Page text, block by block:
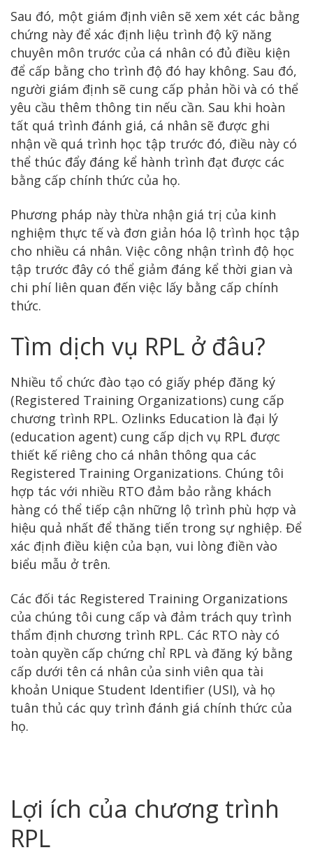
Sau đó, một giám định viên sẽ xem xét các bằng
chứng này để xác định liệu trình độ kỹ năng
chuyên môn trước của cá nhân có đủ điều kiện
để cấp bằng cho trình độ đó hay không. Sau đó,
người giám định sẽ cung cấp phản hồi và có thể
yêu cầu thêm thông tin nếu cần. Sau khi hoàn
tất quá trình đánh giá, cá nhân sẽ được ghi
nhận về quá trình học tập trước đó, điều này có
thể thúc đẩy đáng kể hành trình đạt được các
bằng cấp chính thức của họ.
Phương pháp này thừa nhận giá trị của kinh
nghiệm thực tế và đơn giản hóa lộ trình học tập
cho nhiều cá nhân. Việc công nhận trình độ học
tập trước đây có thể giảm đáng kể thời gian và
chi phí liên quan đến việc lấy bằng cấp chính
thức.
Tìm dịch vụ RPL ở đâu?
Nhiều tổ chức đào tạo có giấy phép đăng ký
(Registered Training Organizations) cung cấp
chương trình RPL. Ozlinks Education là đại lý
(education agent) cung cấp dịch vụ RPL được
thiết kế riêng cho cá nhân thông qua các
Registered Training Organizations. Chúng tôi
hợp tác với nhiều RTO đảm bảo rằng khách
hàng có thể tiếp cận những lộ trình phù hợp và
hiệu quả nhất để thăng tiến trong sự nghiệp. Để
xác định điều kiện của bạn, vui lòng điền vào
biểu mẫu ở trên.
Các đối tác Registered Training Organizations
của chúng tôi cung cấp và đảm trách quy trình
thẩm định chương trình RPL. Các RTO này có
toàn quyền cấp chứng chỉ RPL và đăng ký bằng
cấp dưới tên cá nhân của sinh viên qua tài
khoản Unique Student Identifier (USI), và họ
tuân thủ các quy trình đánh giá chính thức của
họ.
Lợi ích của chương trình
RPL